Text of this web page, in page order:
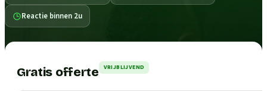
Reactie binnen 2u
Gratis offerte VRIJBLIJVEND